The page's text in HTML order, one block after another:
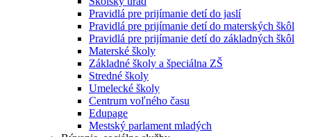
Pravidlá pre prijímanie detí do jaslí
Pravidlá pre prijímanie detí do materských škôl
Pravidlá pre prijímanie detí do základných škôl
Materské školy
Základné školy a špeciálna ZŠ
Stredné školy
Umelecké školy
Centrum voľného času
Edupage
Mestský parlament mladých